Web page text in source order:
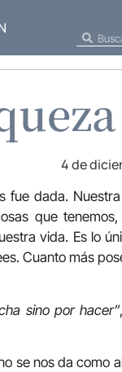
4 de
fue dada.
que
vida. Es lo
Cuanto más
sino por hacer”
se nos da como